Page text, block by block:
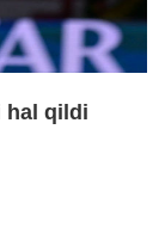
hal qildi